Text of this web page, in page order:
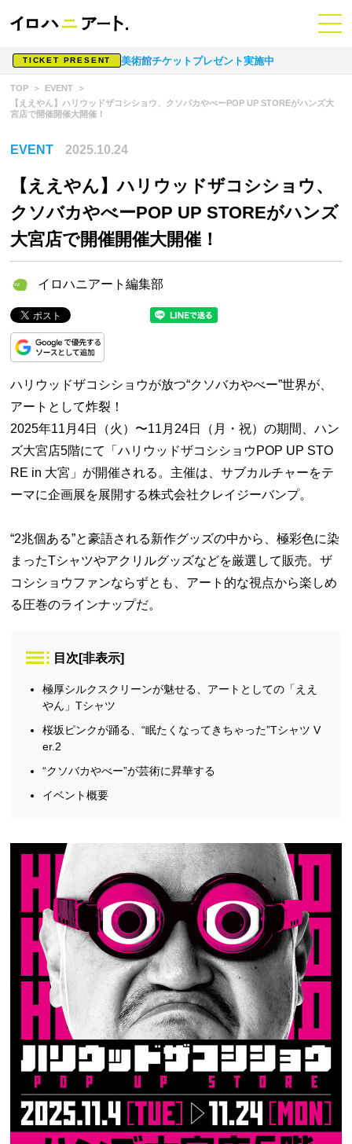
TICKET PRESENT 美術館チケットプレゼント実施中
TOP
EVENT
【ええやん】ハリウッドザコシショウ、クソバカやべーPOP UP STOREがハンズ大
宮店で開催開催大開催！
EVENT 2025.10.24
【ええやん】ハリウッドザコシショウ、
クソバカやべーPOP UP STOREがハンズ
大宮店で開催開催大開催！
イロハニアート編集部
ハリウッドザコシショウが放つ“クソバカやべー”世界が、
アートとして炸裂！
2025年11月4日（火）〜11月24日（月・祝）の期間、ハン
ズ大宮店5階にて「ハリウッドザコシショウPOP UP STO
RE in 大宮」が開催される。主催は、サブカルチャーをテ
ーマに企画展を展開する株式会社クレイジーバンプ。
“2兆個ある”と豪語される新作グッズの中から、極彩色に染
まったTシャツやアクリルグッズなどを厳選して販売。ザ
コシショウファンならずとも、アート的な視点から楽しめ
る圧巻のラインナップだ。
目次 [非表示]
極厚シルクスクリーンが魅せる、アートとしての「ええ
やん」Tシャツ
桜坂ピンクが踊る、“眠たくなってきちゃった”Tシャツ V
er.2
“クソバカやべー”が芸術に昇華する
イベント概要